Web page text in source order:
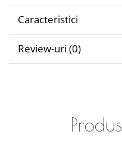
Caracteristici
Review-uri (0)